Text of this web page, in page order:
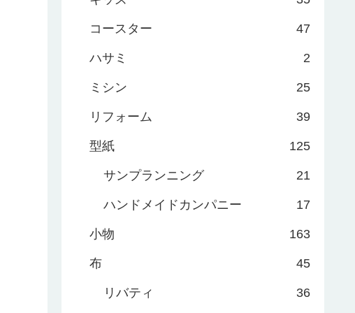
コースター 47
ハサミ 2
ミシン 25
リフォーム 39
型紙 125
サンプランニング 21
ハンドメイドカンパニー 17
小物 163
布 45
リバティ 36